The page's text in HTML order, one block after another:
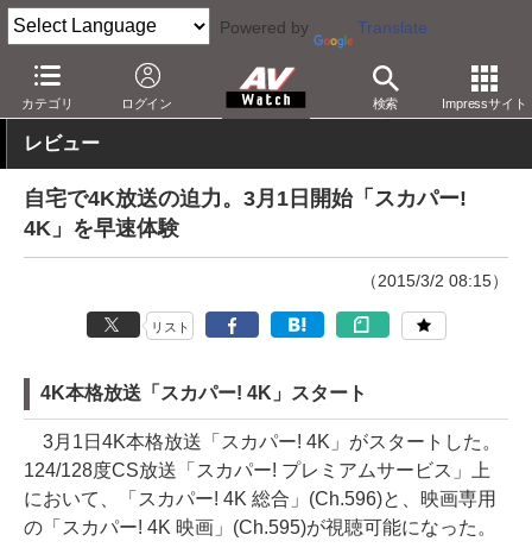
Powered by Translate
カテゴリ ログイン 検索 Impressサイト
AV Watch コンテンツ・サービス 放送
レビュー
自宅で4K放送の迫力。3月1日開始「スカパー!
4K」を早速体験
（2015/3/2 08:15）
リスト
4K本格放送「スカパー! 4K」スタート
3月1日4K本格放送「スカパー! 4K」がスタートした。
124/128度CS放送「スカパー! プレミアムサービス」上
において、「スカパー! 4K 総合」(Ch.596)と、映画専用
の「スカパー! 4K 映画」(Ch.595)が視聴可能になった。